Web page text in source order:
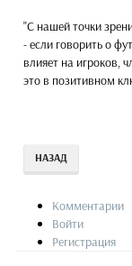
"С нашей точки
- если говорить о
влияет на
это в позитивном
НАЗАД
Комментарии
Войти
Регистрация